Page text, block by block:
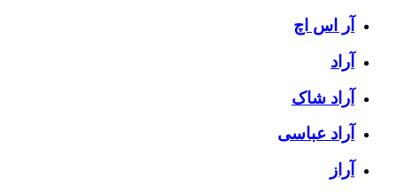
آر اس اچ
آراد
آراد شاک
آراد عباسی
آراز